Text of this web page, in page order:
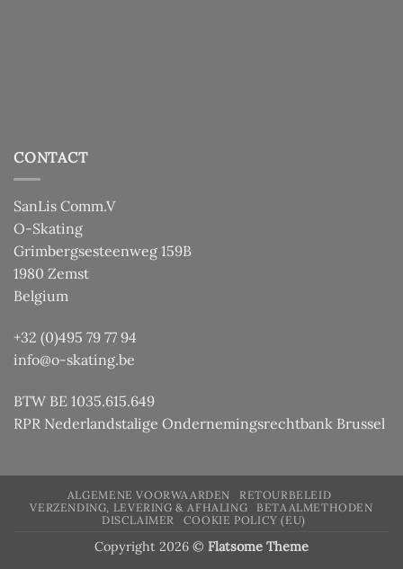
CONTACT
SanLis Comm.V
O-Skating
Grimbergsesteenweg 159B
1980 Zemst
Belgium
+32 (0)495 79 77 94
info@o-skating.be
BTW BE 1035.615.649
RPR Nederlandstalige Ondernemingsrechtbank Brussel
ALGEMENE VOORWAARDEN
RETOURBELEID
VERZENDING, LEVERING & AFHALING
BETAALMETHODEN
DISCLAIMER
COOKIE POLICY (EU)
Copyright 2026 © Flatsome Theme